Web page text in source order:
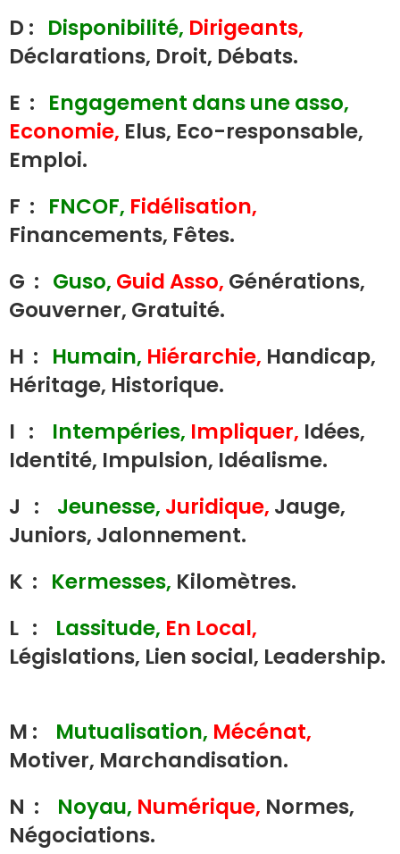
D : Disponibilité, Dirigeants,
Déclarations, Droit, Débats.
E : Engagement dans une asso,
Economie, Elus, Eco-responsable,
Emploi.
F : FNCOF, Fidélisation,
Financements, Fêtes.
G : Guso, Guid Asso, Générations,
Gouverner, Gratuité.
H : Humain, Hiérarchie, Handicap,
Héritage, Historique.
I : Intempéries, Impliquer, Idées,
Identité, Impulsion, Idéalisme.
J : Jeunesse, Juridique, Jauge,
Juniors, Jalonnement.
K : Kermesses, Kilomètres.
L : Lassitude, En Local,
Législations, Lien social, Leadership.
M : Mutualisation, Mécénat,
Motiver, Marchandisation.
N : Noyau, Numérique, Normes,
Négociations.